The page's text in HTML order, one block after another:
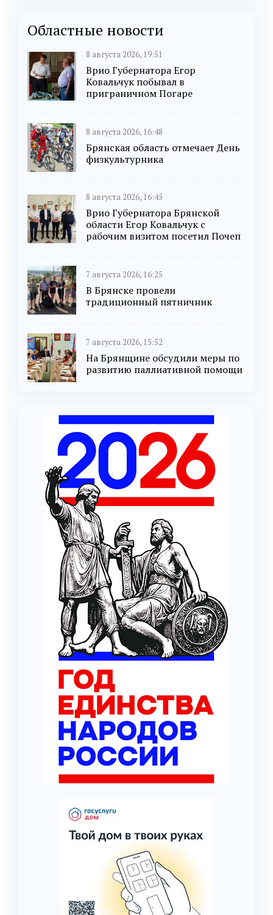
Областные новости
8 августа 2026, 19:51
Врио Губернатора Егор
Ковальчук побывал в
приграничном Погаре
8 августа 2026, 16:48
Брянская область отмечает День
физкультурника
8 августа 2026, 16:45
Врио Губернатора Брянской
области Егор Ковальчук с
рабочим визитом посетил Почеп
7 августа 2026, 16:25
В Брянске провели
традиционный пятничник
7 августа 2026, 15:52
На Брянщине обсудили меры по
развитию паллиативной помощи